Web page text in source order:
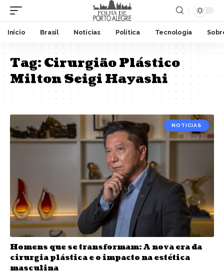
Início Brasil Noticias Politica Tecnologia
Tag:Cirurgião Plástico
Milton Seigi Hayashi
NOTICIAS
Homens que se transformam: A nova era da
cirurgia plástica e o impacto na estética
masculina